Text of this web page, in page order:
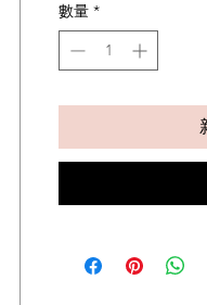
數量 *